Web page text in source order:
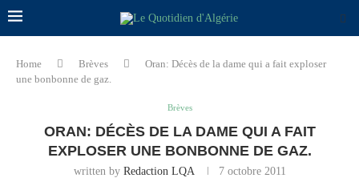
Home Brèves
Oran: Décès de la dame qui a fait exploser
une bonbonne de gaz.
Brèves
ORAN: DÉCÈS DE LA DAME QUI A FAIT
EXPLOSER UNE BONBONNE DE GAZ.
written by Redaction LQA 7 octobre 2011